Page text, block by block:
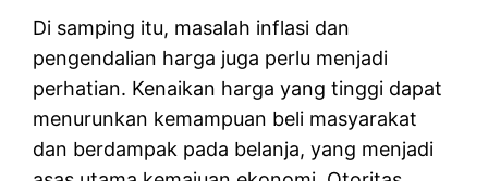
Di samping itu, masalah inflasi dan
pengendalian harga juga perlu menjadi
perhatian. Kenaikan harga yang tinggi dapat
menurunkan kemampuan beli masyarakat
dan berdampak pada belanja, yang menjadi